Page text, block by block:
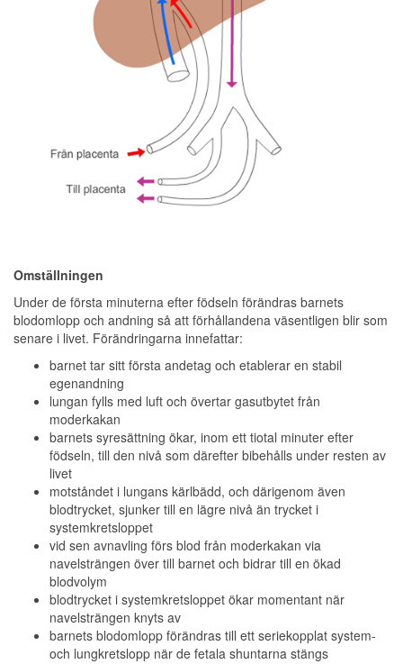
Omställningen
Under de första minuterna efter födseln förändras barnets
blodomlopp och andning så att förhållandena väsentligen blir som
senare i livet. Förändringarna innefattar:
barnet tar sitt första andetag och etablerar en stabil
egenandning
lungan fylls med luft och övertar gasutbytet från
moderkakan
barnets syresättning ökar, inom ett tiotal minuter efter
födseln, till den nivå som därefter bibehålls under resten av
livet
motståndet i lungans kärlbädd, och därigenom även
blodtrycket, sjunker till en lägre nivå än trycket i
systemkretsloppet
vid sen avnavling förs blod från moderkakan via
navelsträngen över till barnet och bidrar till en ökad
blodvolym
blodtrycket i systemkretsloppet ökar momentant när
navelsträngen knyts av
barnets blodomlopp förändras till ett seriekopplat system-
och lungkretslopp när de fetala shuntarna stängs